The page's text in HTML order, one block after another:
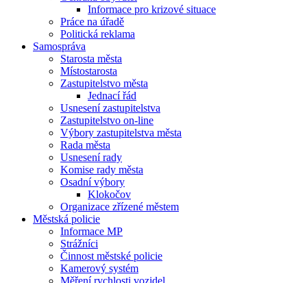
Informace pro krizové situace
Práce na úřadě
Politická reklama
Samospráva
Starosta města
Místostarosta
Zastupitelstvo města
Jednací řád
Usnesení zastupitelstva
Zastupitelstvo on-line
Výbory zastupitelstva města
Rada města
Usnesení rady
Komise rady města
Osadní výbory
Klokočov
Organizace zřízené městem
Městská policie
Informace MP
Strážníci
Činnost městské policie
Kamerový systém
Měření rychlosti vozidel